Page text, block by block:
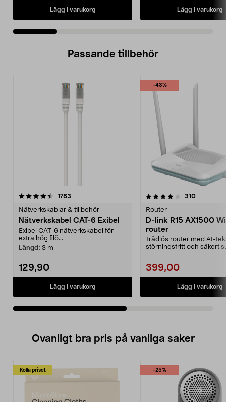
Lägg i varukorg Lägg i varukorg
Passande tillbehör
1783
Nätverkskablar & tillbehör
Nätverkskabel CAT-6 Exibel
Exibel CAT-6 nätverkskabel för
extra hög filö...
Längd: 3 m
129,90
Lägg i varukorg
-43%
4.0av 5 stjärnor 310
Router
D-link R15 AX1500
router
Trådlös router med AI-
störningsfritt och säkert
399,00
Lägg i varukorg
4.0av 5 stjärnor
Ovanligt bra pris på vanliga saker
Kolla priset -25%